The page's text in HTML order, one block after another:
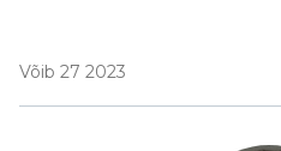
Võib 27 2023